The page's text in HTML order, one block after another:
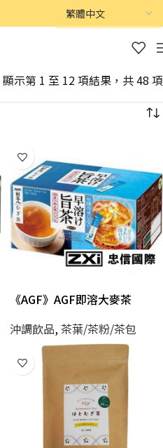
顯示第 1 至 12 項結果，共 48 項
《AGF》AGF即溶大麥茶
沖調飲品,茶葉/茶粉/茶包